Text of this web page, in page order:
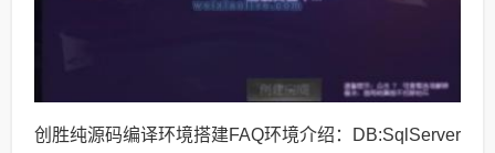
创胜纯源码编译环境搭建FAQ环境介绍：DB:SqlServer